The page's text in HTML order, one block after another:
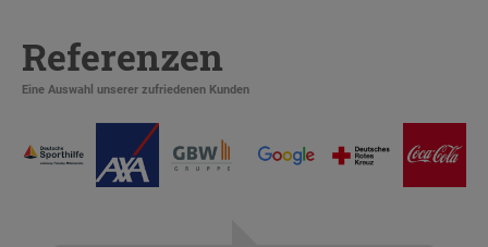
Referenzen
Eine Auswahl unserer zufriedenen Kunden